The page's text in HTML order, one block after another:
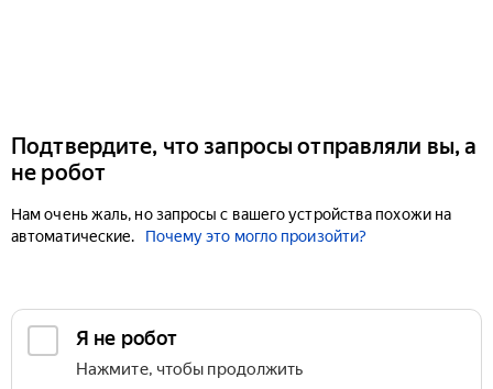
Подтвердите, что запросы отправляли вы, а
не робот
Нам очень жаль, но запросы с вашего устройства похожи на
автоматические.
Почему это могло произойти?